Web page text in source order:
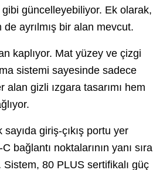
güncelleyebiliyor. Ek olarak,
ayrılmış bir alan mevcut.
kaplıyor. Mat yüzey ve çizgi
sistemi sayesinde sadece
gizli ızgara tasarımı hem
giriş-çıkış portu yer
bağlantı noktalarının yanı sıra
80 PLUS sertifikalı güç